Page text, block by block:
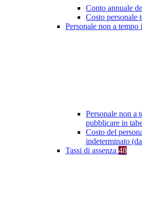
Conto annuale
Costo personale
Personale non a tempo
Personale non a
pubblicare in
Costo del
indeterminato
Tassi di assenza 48